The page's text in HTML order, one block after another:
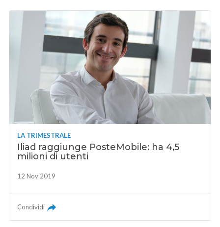
LA TRIMESTRALE
Iliad raggiunge PosteMobile: ha 4,5
milioni di utenti
12 Nov 2019
Condividi